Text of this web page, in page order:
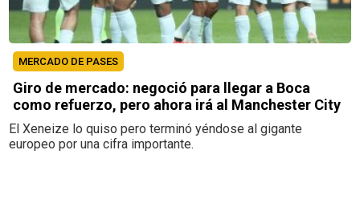
MERCADO DE PASES
Giro de mercado: negoció para llegar a Boca
como refuerzo, pero ahora irá al Manchester City
El Xeneize lo quiso pero terminó yéndose al gigante
europeo por una cifra importante.